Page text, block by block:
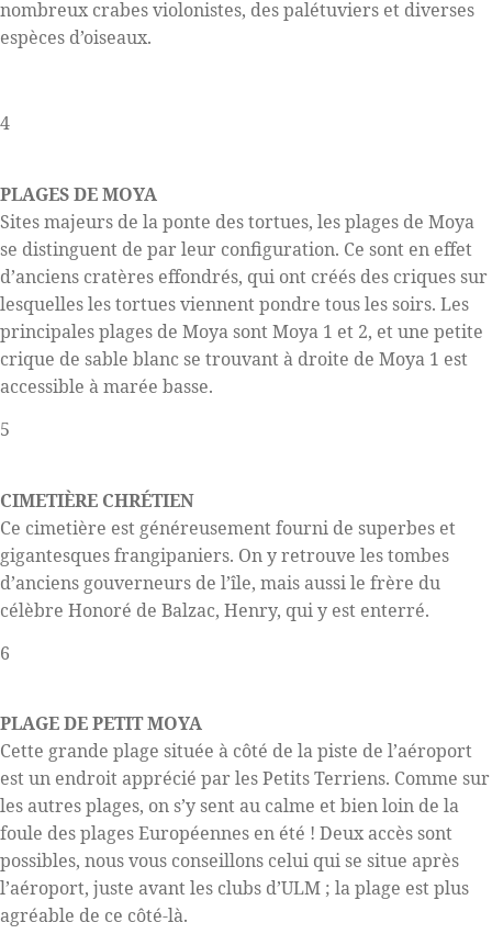
nombreux crabes violonistes, des palétuviers et diverses
espèces d’oiseaux.
4
PLAGES DE MOYA
Sites majeurs de la ponte des tortues, les plages de Moya
se distinguent de par leur configuration. Ce sont en effet
d’anciens cratères effondrés, qui ont créés des criques sur
lesquelles les tortues viennent pondre tous les soirs. Les
principales plages de Moya sont Moya 1 et 2, et une petite
crique de sable blanc se trouvant à droite de Moya 1 est
accessible à marée basse.
5
CIMETIÈRE CHRÉTIEN
Ce cimetière est généreusement fourni de superbes et
gigantesques frangipaniers. On y retrouve les tombes
d’anciens gouverneurs de l’île, mais aussi le frère du
célèbre Honoré de Balzac, Henry, qui y est enterré.
6
PLAGE DE PETIT MOYA
Cette grande plage située à côté de la piste de l’aéroport
est un endroit apprécié par les Petits Terriens. Comme sur
les autres plages, on s’y sent au calme et bien loin de la
foule des plages Européennes en été ! Deux accès sont
possibles, nous vous conseillons celui qui se situe après
l’aéroport, juste avant les clubs d’ULM ; la plage est plus
agréable de ce côté-là.